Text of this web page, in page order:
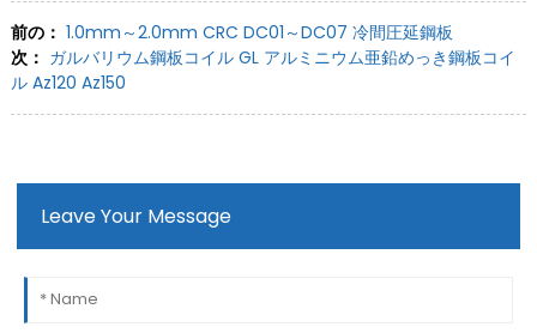
前の： 1.0mm～2.0mm CRC DC01～DC07 冷間圧延鋼板
次： ガルバリウム鋼板コイル GL アルミニウム亜鉛めっき鋼板コイ
ル Az120 Az150
Leave Your Message